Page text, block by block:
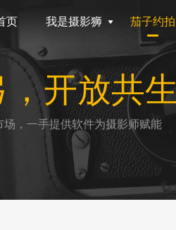
页 我是摄影狮 茄子约拍
开放共生
，一手提供软件为摄影师赋能